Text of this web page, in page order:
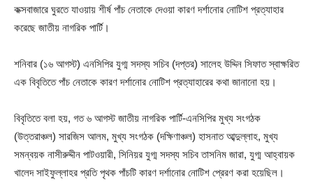
কক্সবাজারে ঘুরতে যাওয়ায় শীর্ষ পাঁচ নেতাকে দেওয়া কারণ দর্শানোর নোটিশ প্রত্যাহার
করেছে জাতীয় নাগরিক পার্টি।
শনিবার (১৬ আগস্ট) এনসিপির যুগ্ম সদস্য সচিব (দপ্তর) সালেহ উদ্দিন সিফাত স্বাক্ষরিত
এক বিবৃতিতে পাঁচ নেতাকে কারণ দর্শানোর নোটিশ প্রত্যাহারের কথা জানানো হয়।
বিবৃতিতে বলা হয়, গত ৬ আগস্ট জাতীয় নাগরিক পার্টি-এনসিপির মুখ্য সংগঠক
(উত্তরাঞ্চল) সারজিস আলম, মুখ্য সংগঠক (দক্ষিণাঞ্চল) হাসনাত আব্দুল্লাহ, মুখ্য
সমন্বয়ক নাসীরুদ্দীন পাটওয়ারী, সিনিয়র যুগ্ম সদস্য সচিব তাসনিম জারা, যুগ্ম আহ্বায়ক
খালেদ সাইফুল্লাহর প্রতি পৃথক পাঁচটি কারণ দর্শানোর নোটিশ প্রেরণ করা হয়েছিল।